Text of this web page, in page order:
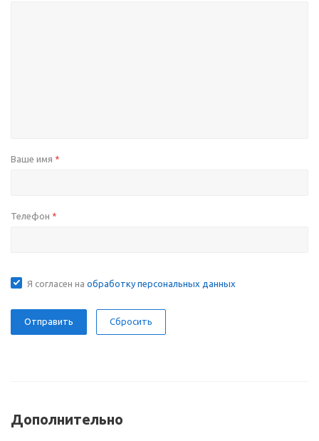
Ваше имя *
Телефон *
Я согласен на обработку персональных данных
Сбросить
Дополнительно